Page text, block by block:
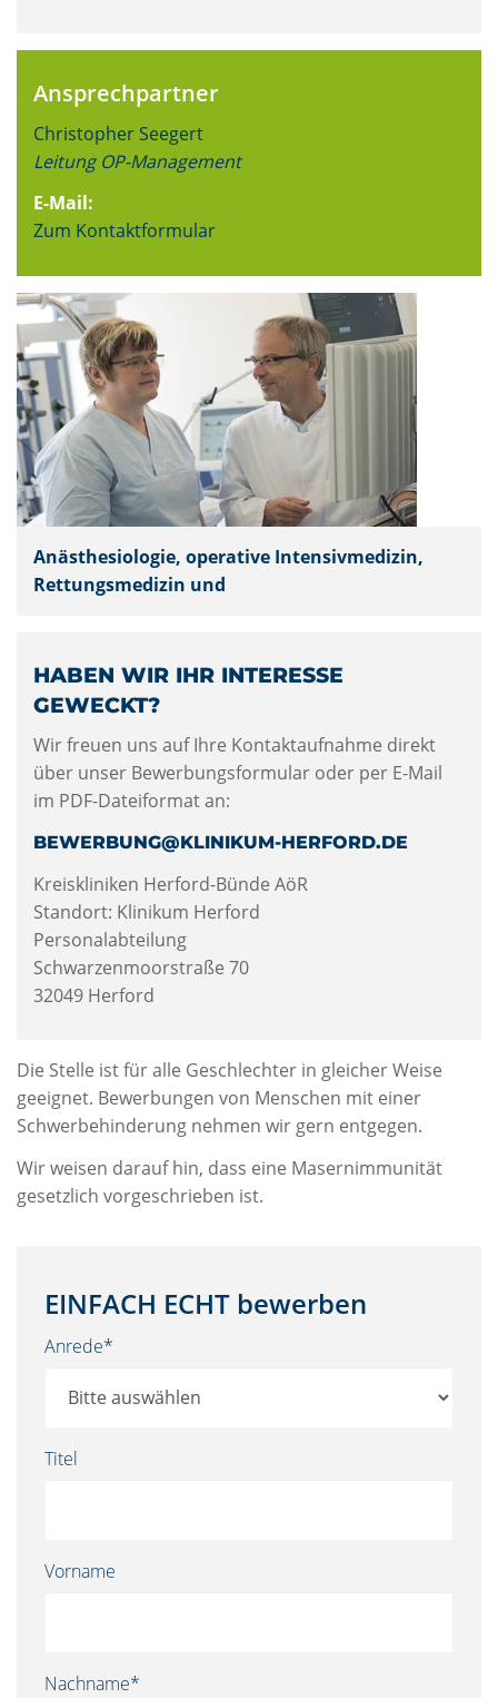
Ansprechpartner
Christopher Seegert
Leitung OP-Management
E-Mail:
Zum Kontaktformular
Anästhesiologie, operative Intensivmedizin,
Rettungsmedizin und
HABEN WIR IHR INTERESSE
GEWECKT?
Wir freuen uns auf Ihre Kontaktaufnahme direkt
über unser Bewerbungsformular oder per E-Mail
im PDF-Dateiformat an:
BEWERBUNG@KLINIKUM-HERFORD.DE
Kreiskliniken Herford-Bünde AöR
Standort: Klinikum Herford
Personalabteilung
Schwarzenmoorstraße 70
32049 Herford
Die Stelle ist für alle Geschlechter in gleicher Weise
geeignet. Bewerbungen von Menschen mit einer
Schwerbehinderung nehmen wir gern entgegen.
Wir weisen darauf hin, dass eine Masernimmunität
gesetzlich vorgeschrieben ist.
EINFACH ECHT bewerben
Anrede*
Titel
Vorname
Nachname*